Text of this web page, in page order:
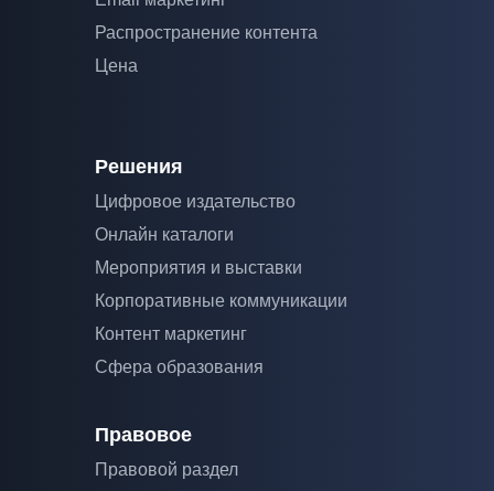
Распространение контента
Цена
Решения
Цифровое издательство
Онлайн каталоги
Мероприятия и выставки
Корпоративные коммуникации
Контент маркетинг
Сфера образования
Правовое
Правовой раздел